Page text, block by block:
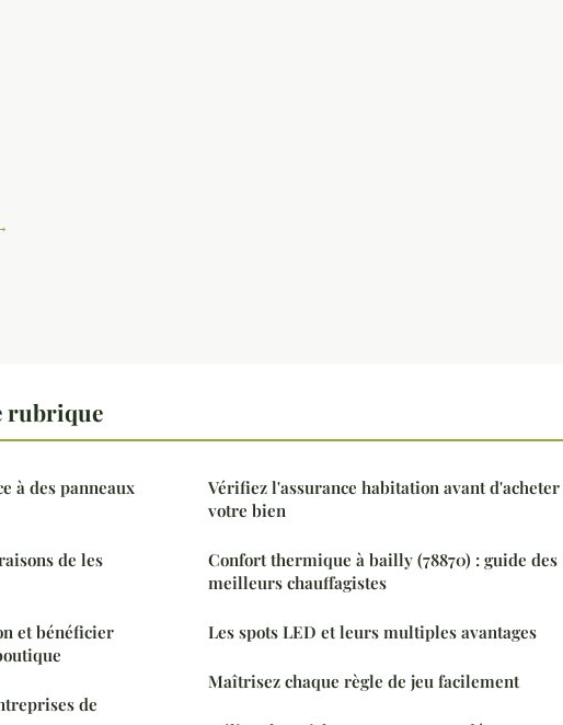
rubrique
à des panneaux
de les
et bénéficier
de
Vérifiez l'assurance habitation avant d'acheter
votre bien
Confort thermique à bailly (78870) : guide des
meilleurs chauffagistes
Les spots LED et leurs multiples avantages
Maîtrisez chaque règle de jeu facilement